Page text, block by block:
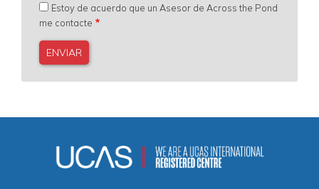
Estoy de acuerdo que un Asesor de Across the Pond
me contacte